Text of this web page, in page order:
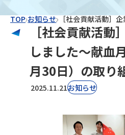
TOP お知らせ
［社会貢献活
しました〜献血
月30日）の取り
2025.11.21お知らせ